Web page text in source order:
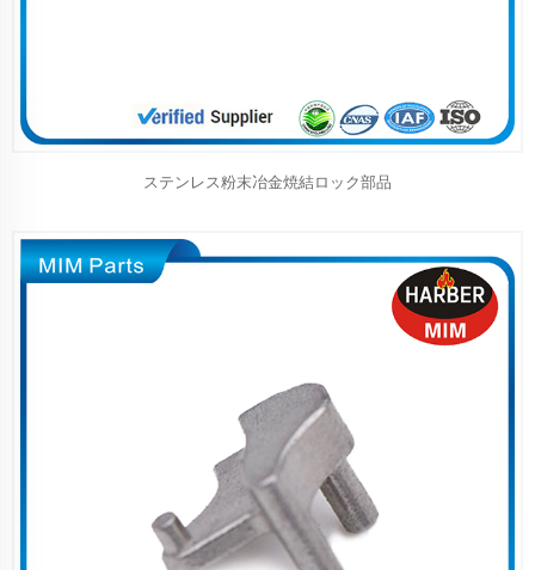
ステンレス粉末冶金焼結ロック部品